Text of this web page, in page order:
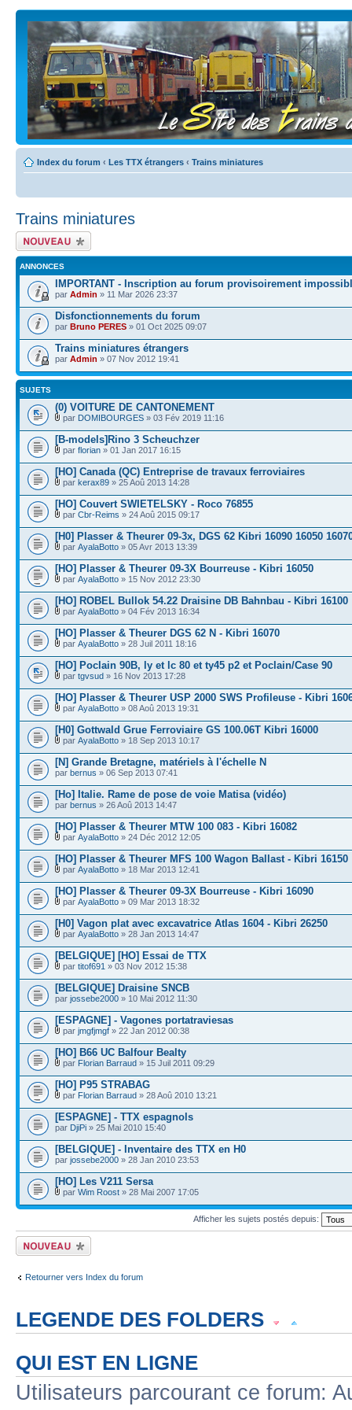
Index du forum ‹ Les TTX étrangers ‹ Trains miniatures
Trains miniatures
Écrire un nouveau
sujet
ANNONCES
IMPORTANT - Inscription au forum provisoirement
par Admin » 11 Mar 2026 23:37
Disfonctionnements du forum
par Bruno PERES » 01 Oct 2025 09:07
Trains miniatures étrangers
par Admin » 07 Nov 2012 19:41
SUJETS
(0) VOITURE DE CANTONEMENT
par DOMIBOURGES » 03 Fév 2019 11:16
[B-models]Rino 3 Scheuchzer
par florian » 01 Jan 2017 16:15
[HO] Canada (QC) Entreprise de travaux ferroviaires
par kerax89 » 25 Aoû 2013 14:28
[HO] Couvert SWIETELSKY - Roco 76855
par Cbr-Reims » 24 Aoû 2015 09:17
[H0] Plasser & Theurer 09-3x, DGS 62 Kibri 16090 16050
par AyalaBotto » 05 Avr 2013 13:39
[HO] Plasser & Theurer 09-3X Bourreuse - Kibri 16050
par AyalaBotto » 15 Nov 2012 23:30
[HO] ROBEL Bullok 54.22 Draisine DB Bahnbau - Kibri 16100
par AyalaBotto » 04 Fév 2013 16:34
[HO] Plasser & Theurer DGS 62 N - Kibri 16070
par AyalaBotto » 28 Juil 2011 18:16
[HO] Poclain 90B, ly et lc 80 et ty45 p2 et Poclain/Case 90
par tgvsud » 16 Nov 2013 17:28
[HO] Plasser & Theurer USP 2000 SWS Profileuse - Kibri
par AyalaBotto » 08 Aoû 2013 19:31
[H0] Gottwald Grue Ferroviaire GS 100.06T Kibri 16000
par AyalaBotto » 18 Sep 2013 10:17
[N] Grande Bretagne, matériels à l'échelle N
par bernus » 06 Sep 2013 07:41
[Ho] Italie. Rame de pose de voie Matisa (vidéo)
par bernus » 26 Aoû 2013 14:47
[HO] Plasser & Theurer MTW 100 083 - Kibri 16082
par AyalaBotto » 24 Déc 2012 12:05
[HO] Plasser & Theurer MFS 100 Wagon Ballast - Kibri 16150
par AyalaBotto » 18 Mar 2013 12:41
[HO] Plasser & Theurer 09-3X Bourreuse - Kibri 16090
par AyalaBotto » 09 Mar 2013 18:32
[H0] Vagon plat avec excavatrice Atlas 1604 - Kibri 26250
par AyalaBotto » 28 Jan 2013 14:47
[BELGIQUE] [HO] Essai de TTX
par titof691 » 03 Nov 2012 15:38
[BELGIQUE] Draisine SNCB
par jossebe2000 » 10 Mai 2012 11:30
[ESPAGNE] - Vagones portatraviesas
par jmgfjmgf » 22 Jan 2012 00:38
[HO] B66 UC Balfour Bealty
par Florian Barraud » 15 Juil 2011 09:29
[HO] P95 STRABAG
par Florian Barraud » 28 Aoû 2010 13:21
[ESPAGNE] - TTX espagnols
par DjiPi » 25 Mai 2010 15:40
[BELGIQUE] - Inventaire des TTX en H0
par jossebe2000 » 28 Jan 2010 23:53
[HO] Les V211 Sersa
par Wim Roost » 28 Mai 2007 17:05
Afficher les sujets postés depuis:
Écrire un nouveau
sujet
Retourner vers Index du forum
LEGENDE DES FOLDERS
Sujet populaire lu Sujet lu fermé Sujet lu fermé dans lequel j'ai posté
QUI EST EN LIGNE
Utilisateurs parcourant ce forum: